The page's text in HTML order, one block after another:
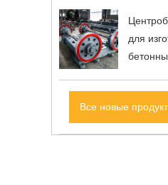
для
Все новые